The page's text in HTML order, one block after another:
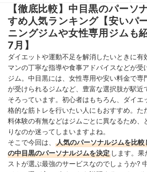
【徹底比較】中目黒のパーソ
すめ人気ランキング【安いパ
ニングジムや女性専用ジムも
7月】
ダイエットや運動不足を解消したいときに有
マンの丁寧な指導や食事アドバイスなどが受
ジム。中目黒には、女性専用や安い料金で専
が受けられるジムなど、豊富な選択肢が駅近
そろっています。初心者はもちろん、ダイエ
格的な筋トレを行いたい人にもおすすめ。た
料体験の有無などはジムごとに異なるため、
りなのか迷ってしまいますよね。
そこで今回は、
人気のパーソナルジムを比
の中目黒のパーソナルジムを決定 します。
ストが選ぶ最強のサービスなのでしょうか?